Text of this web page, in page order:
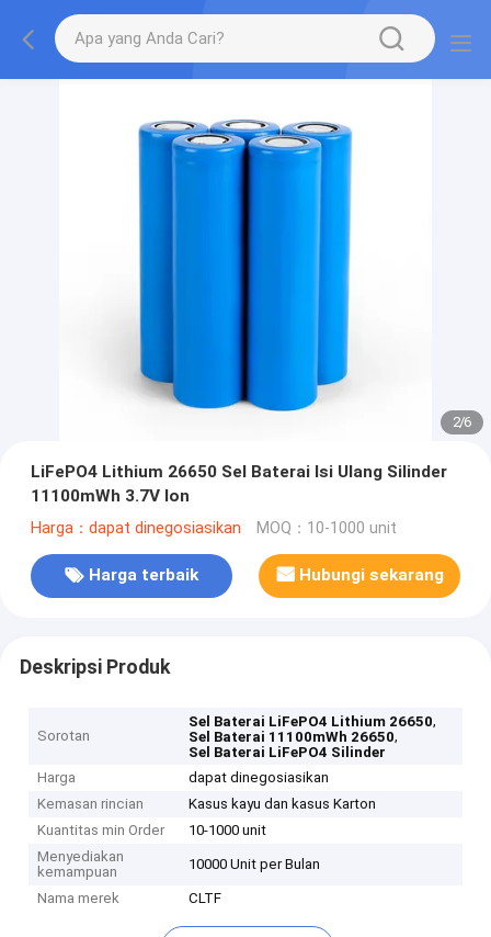
2/6
LiFePO4 Lithium 26650 Sel Baterai Isi Ulang Silinder
11100mWh 3.7V Ion
Harga：dapat dinegosiasikan MOQ：10-1000 unit
Harga terbaik Hubungi sekarang
Deskripsi Produk
Sorotan
Sel Baterai LiFePO4 Lithium 26650,
Sel Baterai 11100mWh 26650,
Sel Baterai LiFePO4 Silinder
Harga
dapat dinegosiasikan
Kemasan rincian
Kasus kayu dan kasus Karton
Kuantitas min Order
10-1000 unit
Menyediakan
kemampuan
10000 Unit per Bulan
Nama merek CLTF